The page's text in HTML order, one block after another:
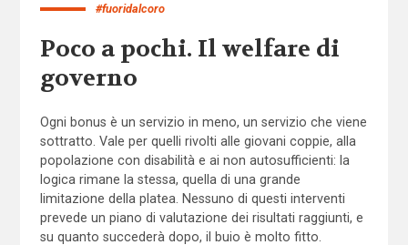
#fuoridalcoro
Poco a pochi. Il welfare di
governo
Ogni bonus è un servizio in meno, un servizio che viene
sottratto. Vale per quelli rivolti alle giovani coppie, alla
popolazione con disabilità e ai non autosufficienti: la
logica rimane la stessa, quella di una grande
limitazione della platea. Nessuno di questi interventi
prevede un piano di valutazione dei risultati raggiunti, e
su quanto succederà dopo, il buio è molto fitto.